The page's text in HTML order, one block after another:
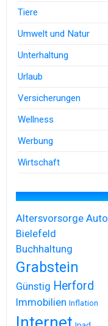
Tiere
Umwelt und Natur
Unterhaltung
Urlaub
Versicherungen
Wellness
Werbung
Wirtschaft
Altersvorsorge Auto
Bielefeld
Buchhaltung
Grabstein
Günstig Herford
Immobilien Inflation